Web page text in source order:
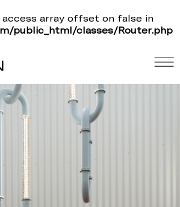
access array offset on false in
public_html/classes/Router.php